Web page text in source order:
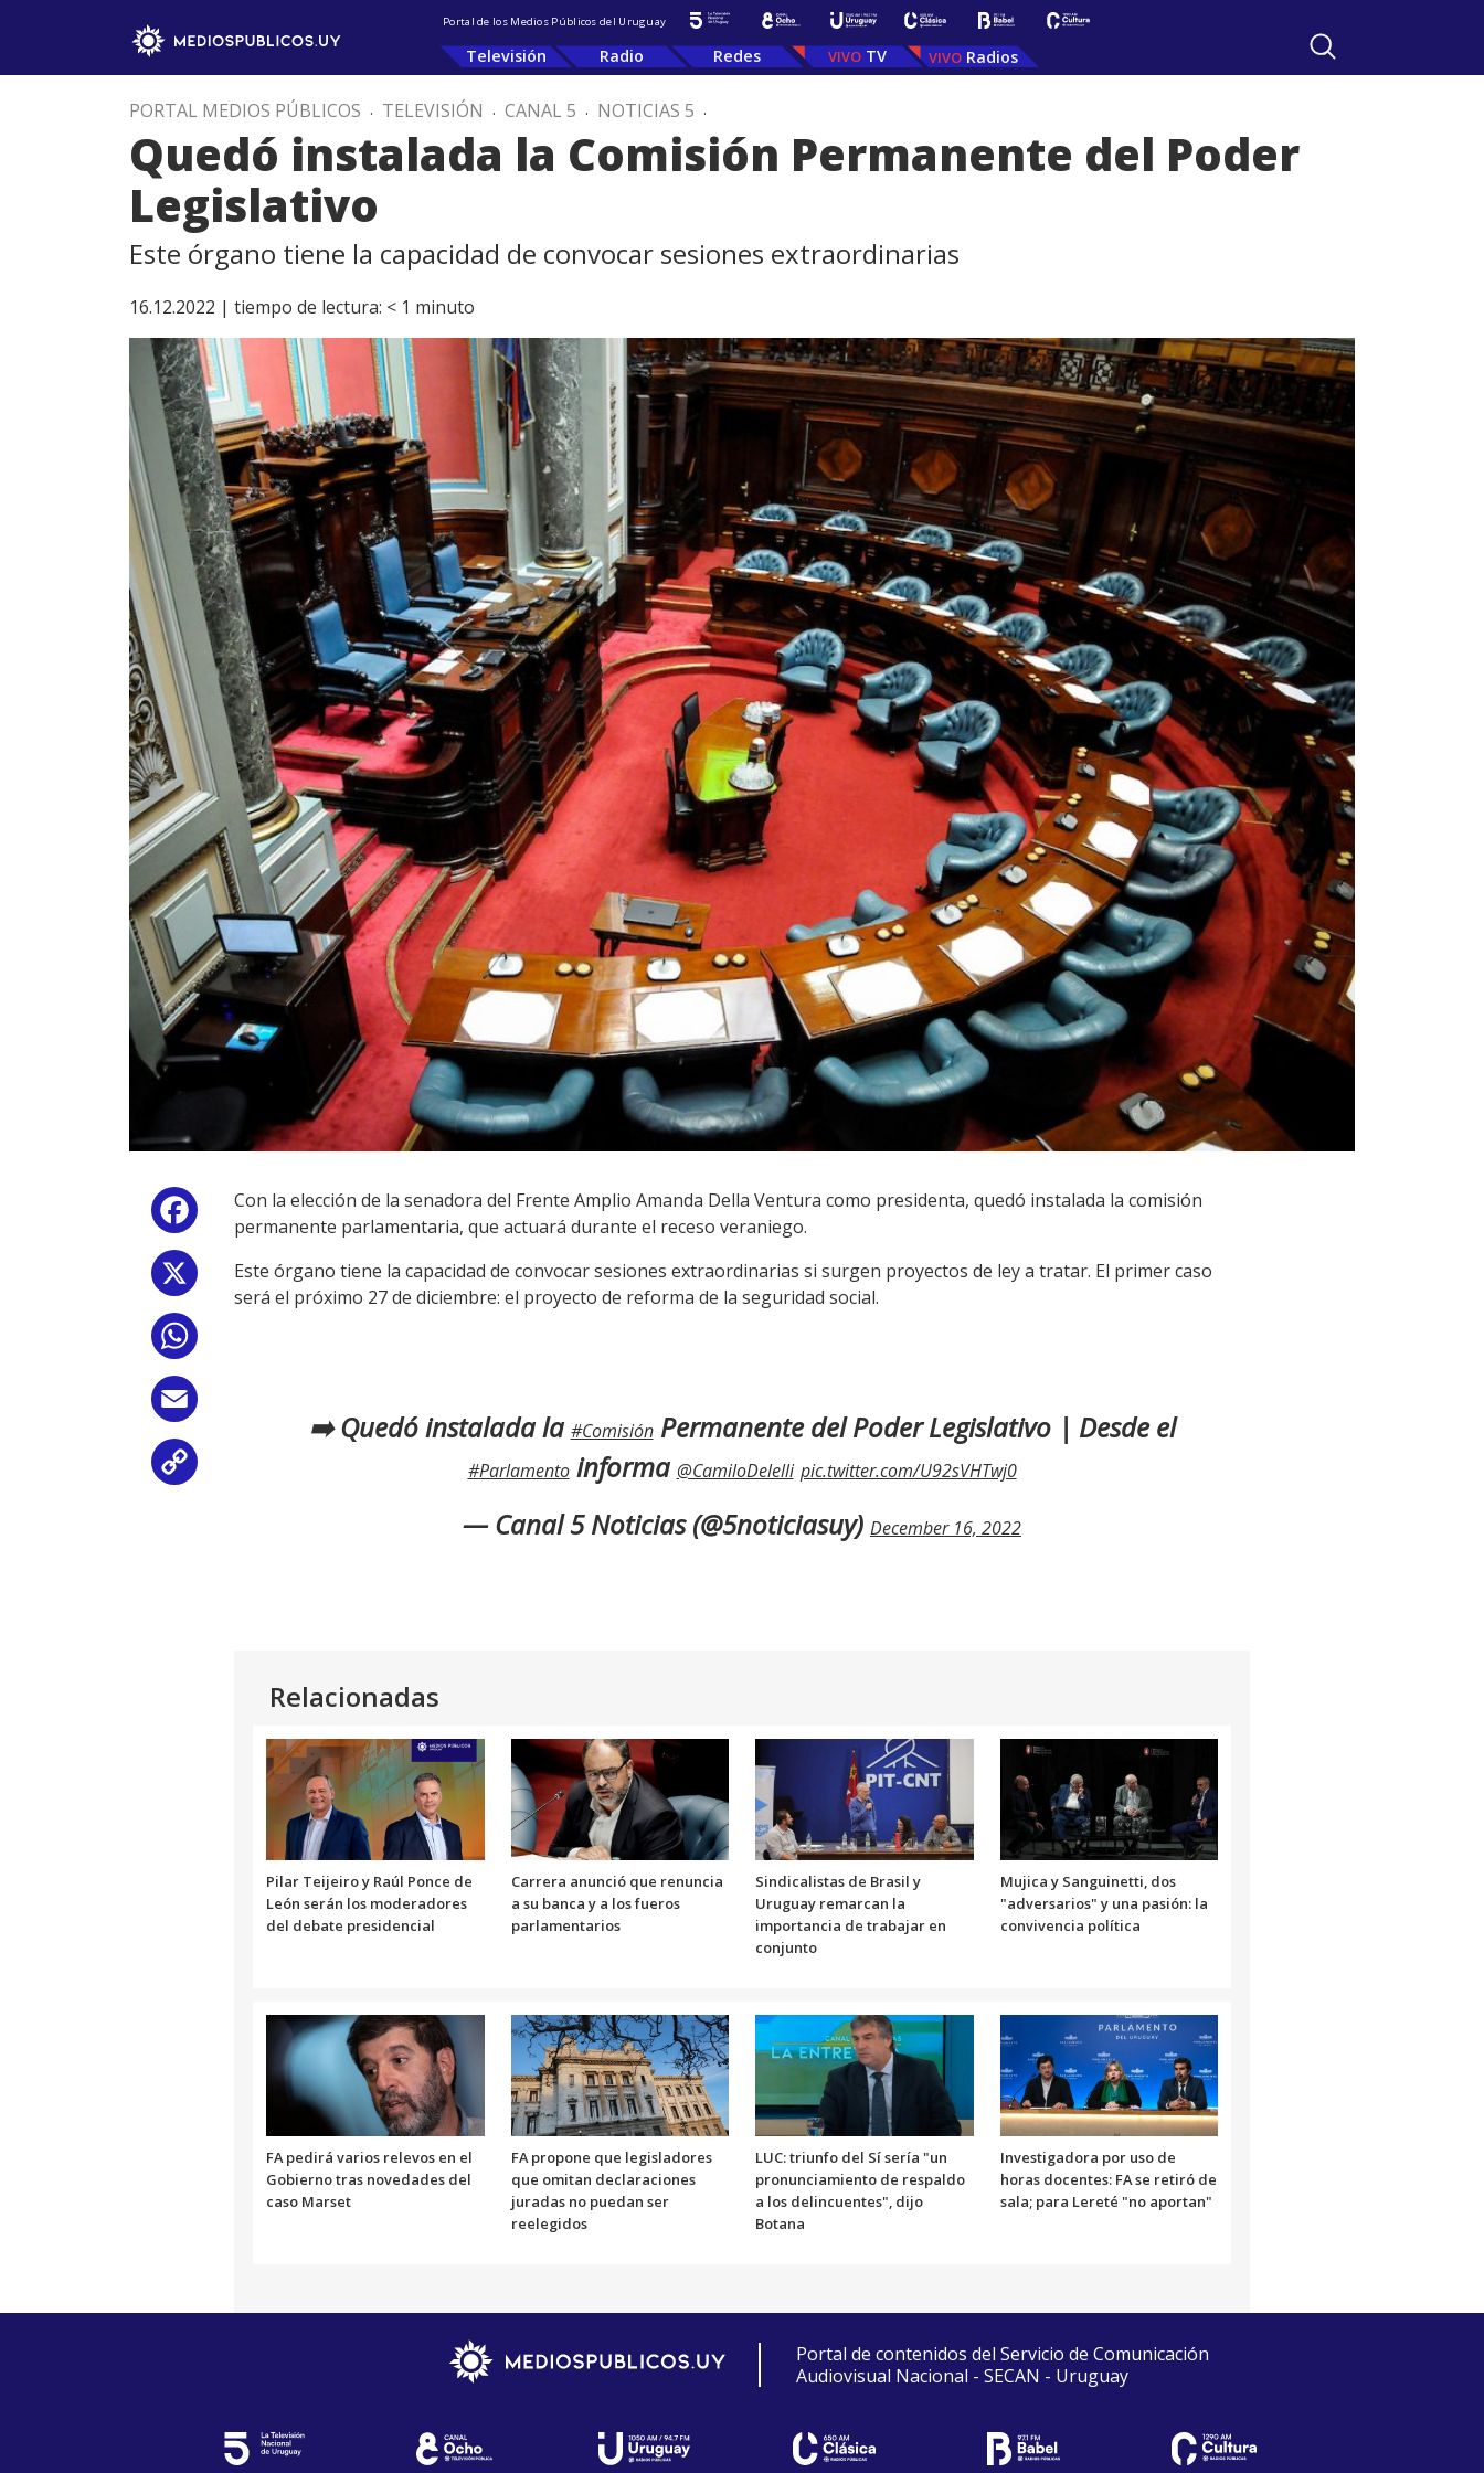
Portal de los Medios Públicos del Uruguay
Televisión Radio Redes TV Radios
PORTAL MEDIOS PÚBLICOS . TELEVISIÓN . CANAL 5 . NOTICIAS 5 .
Quedó instalada la Comisión Permanente del Poder
Legislativo
Este órgano tiene la capacidad de convocar sesiones extraordinarias
16.12.2022 | tiempo de lectura: < 1 minuto
Facebook
Con la elección de la senadora del Frente Amplio Amanda Della Ventura como presidenta, quedó instalada la comisión
permanente parlamentaria, que actuará durante el receso veraniego.
Este órgano tiene la capacidad de convocar sesiones extraordinarias si surgen proyectos de ley a tratar. El primer caso
será el próximo 27 de diciembre: el proyecto de reforma de la seguridad social.
➡️ Quedó instalada la #ComisiónPermanente del Poder Legislativo | Desde el
#Parlamentoinforma @CamiloDelelli pic.twitter.com/U92sVHTwj0
— Canal 5 Noticias (@5noticiasuy) December 16, 2022
Relacionadas
Pilar Teijeiro y Raúl Ponce de
León serán los moderadores
del debate presidencial
Carrera anunció que renuncia
a su banca y a los fueros
parlamentarios
Sindicalistas de Brasil y
Uruguay remarcan la
importancia de trabajar en
conjunto
Mujica y Sanguinetti, dos
"adversarios" y una pasión: la
convivencia política
FA pedirá varios relevos en el
Gobierno tras novedades del
caso Marset
FA propone que legisladores
que omitan declaraciones
juradas no puedan ser
reelegidos
LUC: triunfo del Sí sería "un
pronunciamiento de respaldo
a los delincuentes", dijo
Botana
Investigadora por uso de
horas docentes: FA se retiró de
sala; para Lereté "no aportan"
Portal de contenidos del Servicio de Comunicación
Audiovisual Nacional - SECAN - Uruguay